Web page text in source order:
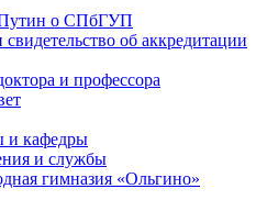
о СПбГУП
об аккредитации
и профессора
и кафедры
и службы
гимназия «Ольгино»